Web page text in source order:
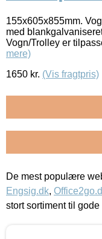
155x605x855mm.
med
Vogn/Trolley er
mere)
1650 kr. (Vis fragtpris)
De mest populære
Engsig.dk,
stort sortiment til gode